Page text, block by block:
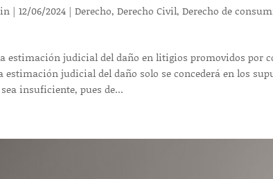
|12/06/2024 |Derecho,Derecho Civil,Derecho de
estimación judicial del daño en litigios promovidos por
estimación judicial del daño solo se concederá en los
insuficiente, pues de...